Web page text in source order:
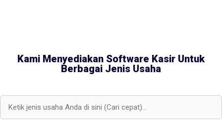
Kami Menyediakan Software Kasir Untuk
Berbagai Jenis Usaha